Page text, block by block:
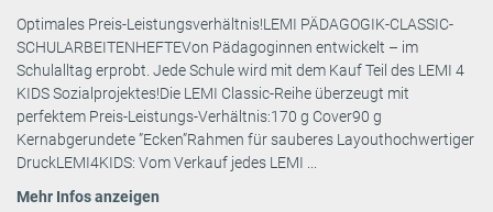
Optimales Preis-Leistungsverhältnis!LEMI PÄDAGOGIK-CLASSIC-
SCHULARBEITENHEFTEVon Pädagoginnen entwickelt – im
Schulalltag erprobt. Jede Schule wird mit dem Kauf Teil des LEMI 4
KIDS Sozialprojektes!Die LEMI Classic-Reihe überzeugt mit
perfektem Preis-Leistungs-Verhältnis:170 g Cover90 g
Kernabgerundete ”Ecken”Rahmen für sauberes Layouthochwertiger
DruckLEMI4KIDS: Vom Verkauf jedes LEMI ...
Mehr Infos anzeigen